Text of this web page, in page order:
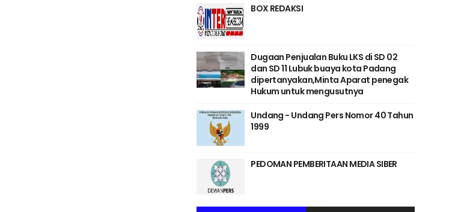
BOX REDAKSI
Dugaan Penjualan Buku LKS di SD 02
dan SD 11 Lubuk buaya kota Padang
dipertanyakan,Minta Aparat penegak
Hukum untuk mengusutnya
Undang - Undang Pers Nomor 40 Tahun
1999
PEDOMAN PEMBERITAAN MEDIA SIBER